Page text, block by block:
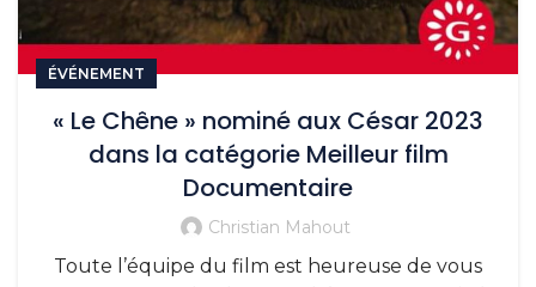
ÉVÉNEMENT
« Le Chêne » nominé aux César 2023
dans la catégorie Meilleur film
Documentaire
Christian Mahout
Toute l’équipe du film est heureuse de vous